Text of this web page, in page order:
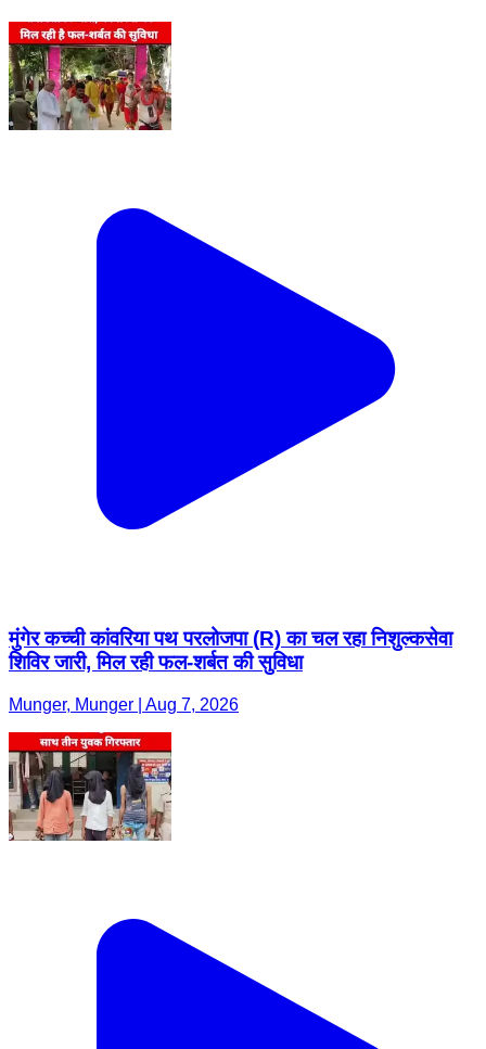
मुंगेर कच्ची कांवरिया पथ परलोजपा (R) का चल रहा निशुल्कसेवा
शिविर जारी, मिल रही फल-शर्बत की सुविधा
Munger, Munger | Aug 7, 2026